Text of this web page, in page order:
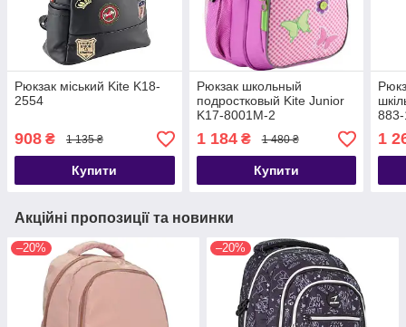
Рюкзак міський Kite K18-
2554
908 ₴ 1 135 ₴
Купити
Рюкзак школьный
подростковый Kite Junior
K17-8001M-2
1 184₴ 1 480 ₴
Купити
1
Акційні пропозиції та новинки
–20% –20%